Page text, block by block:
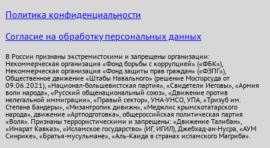
Политика конфиденциальности
Согласие на обработку персональных данных
В России признаны экстремистскими и запрещены организации:
Некоммерческая организация «Фонд борьбы с коррупцией» («ФБК»),
Некоммерческая организация «Фонд защиты прав граждан» («ФЗПГ»),
Общественное движение «Штабы Навального» (решение Мосгорсуда от
09.06.2021), «Национал-большевистская партия», «Свидетели Иеговы», «Армия
воли народа», «Русский общенациональный союз», «Движение против
нелегальной иммиграции», «Правый сектор», УНА-УНСО, УПА, «Тризуб им.
Степана Бандеры», «Мизантропик дивижн», «Меджлис крымскотатарского
народа», движение «Артподготовка», общероссийская политическая партия
«Воля». Признаны террористическими и запрещены: «Движение Талибан»,
«Имарат Кавказ», «Исламское государство» (ИГ, ИГИЛ), Джебхад-ан-Нусра, «АУМ
Синрике», «Братья-мусульмане», «Аль-Каида в странах исламского Магриба».